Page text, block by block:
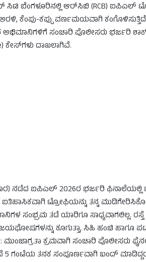
ಸಿಟಿ ಬೆಂಗಳೂರಿನಲ್ಲಿ ಆರ್‌ಸಿಬಿ (RCB) ಐಪಿಎಲ್
ಕೆಂಪು-ಕಪ್ಪು ವರ್ಣಮಯವಾಗಿ
ಸಂಚಾರಿ ಪೊಲೀಸರು ಭರ್ಜರಿ ಶಾಕ್
ಕೇಸ್‌ಗಳು ದಾಖಲಾಗಿವೆ.
ನಡೆದ ಐಪಿಎಲ್ 2026ರ ಭರ್ಜರಿ
ಟ್ರೋಫಿಯನ್ನು ತನ್ನ
ಸಂಭ್ರಮ ತಡೆ ಯಾರಿಗೂ ಸಾಧ್ಯವಾಗಲಿಲ್ಲ.
ಕೂಗುತ್ತಾ, ಸಿಹಿ ಹಂಚಿ ಹಾಗೂ
ಕ್ರಮವಾಗಿ ಸಂಚಾರಿ ಪೊಲೀಸರು
ಗಂಟೆಯ ತನಕ ಸಂಪೂರ್ಣವಾಗಿ ಬಂದ್